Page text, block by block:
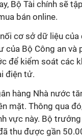
Bộ Tài chính sẽ
bán online.
cơ sở dữ liệu của
của Bộ Công an và
để kiểm soát các
điện tử.
hàng Nhà nước
mặt. Thông qua
vực này. Bộ
thu được gần